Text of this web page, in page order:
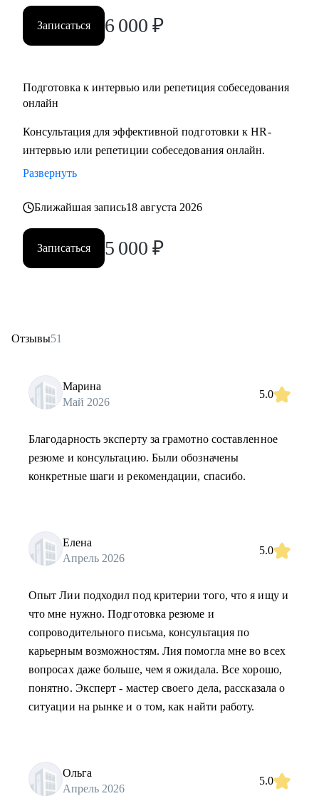
вами.
Записаться
6 000 ₽
Подготовка к интервью или репетиция собеседования
онлайн
Консультация для эффективной подготовки к HR-
интервью или репетиции собеседования онлайн.
Развернуть
Ближайшая запись18 августа 2026
Записаться 5 000 ₽
Отзывы51
Марина
Май 2026
5.0
Благодарность эксперту за грамотно составленное
резюме и консультацию. Были обозначены
конкретные шаги и рекомендации, спасибо.
Елена
Апрель 2026
5.0
Опыт Лии подходил под критерии того, что я ищу и
что мне нужно. Подготовка резюме и
сопроводительного письма, консультация по
карьерным возможностям. Лия помогла мне во всех
вопросах даже больше, чем я ожидала. Все хорошо,
понятно. Эксперт - мастер своего дела, рассказала о
ситуации на рынке и о том, как найти работу.
Ольга
Апрель 2026
5.0